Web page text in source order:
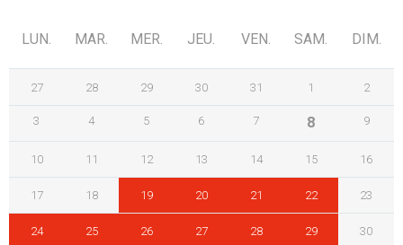
LUN. MAR. MER. JEU. VEN. SAM. DIM.
27 28 29 30 31 1 2
3 4 5 6 7 8 9
10 11 12 13 14 15 16
17 18 19 20 21 22 23
24 25 26 27 28 29 30